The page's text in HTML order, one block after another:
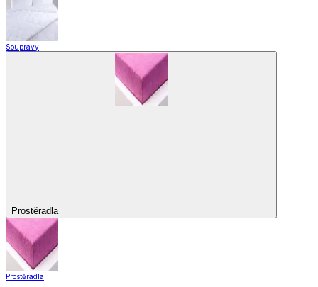
Soupravy
Prostěradla
Prostěradla